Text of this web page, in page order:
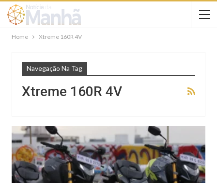
Home Xtreme 160R 4V
Navegação Na Tag
Xtreme 160R 4V
NOTÍCIAS